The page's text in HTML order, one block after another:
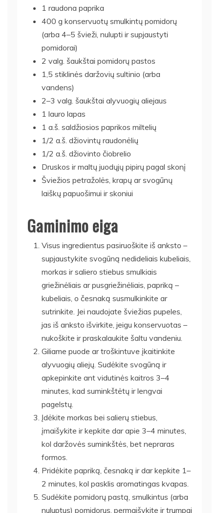
1 raudona paprika
400 g konservuotų smulkintų pomidorų
(arba 4–5 švieži, nulupti ir supjaustyti
pomidorai)
2 valg. šaukštai pomidorų pastos
1,5 stiklinės daržovių sultinio (arba
vandens)
2–3 valg. šaukštai alyvuogių aliejaus
1 lauro lapas
1 a.š. saldžiosios paprikos miltelių
1/2 a.š. džiovintų raudonėlių
1/2 a.š. džiovinto čiobrelio
Druskos ir maltų juodųjų pipirų pagal skonį
Šviežios petražolės, krapų ar svogūnų
laiškų papuošimui ir skoniui
Gaminimo eiga
Visus ingredientus pasiruoškite iš anksto –
supjaustykite svogūną nedideliais kubeliais,
morkas ir saliero stiebus smulkiais
griežinėliais ar pusgriežinėliais, papriką –
kubeliais, o česnaką susmulkinkite ar
sutrinkite. Jei naudojate šviežias pupeles,
jas iš anksto išvirkite, jeigu konservuotas –
nukoškite ir praskalaukite šaltu vandeniu.
Giliame puode ar troškintuve įkaitinkite
alyvuogių aliejų. Sudėkite svogūną ir
apkepinkite ant vidutinės kaitros 3–4
minutes, kad suminkštėtų ir lengvai
pagelstų.
Įdėkite morkas bei salierų stiebus,
įmaišykite ir kepkite dar apie 3–4 minutes,
kol daržovės suminkštės, bet nepraras
formos.
Pridėkite papriką, česnaką ir dar kepkite 1–
2 minutes, kol pasklis aromatingas kvapas.
Sudėkite pomidorų pastą, smulkintus (arba
nuluptus) pomidorus, permaišykite ir trumpai